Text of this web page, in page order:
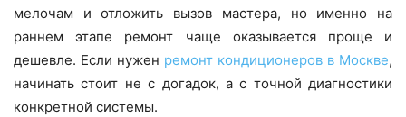
мелочам и отложить вызов мастера, но именно на
раннем этапе ремонт чаще оказывается проще и
дешевле. Если нужен ремонт кондиционеров в Москве,
начинать стоит не с догадок, а с точной диагностики
конкретной системы.